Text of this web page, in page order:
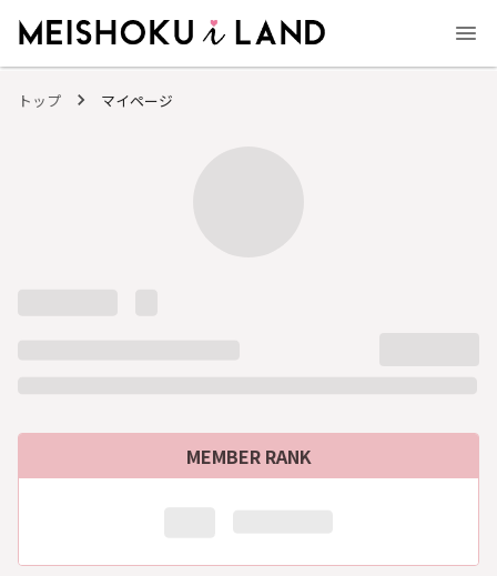
トップ マイページ
MEMBER RANK